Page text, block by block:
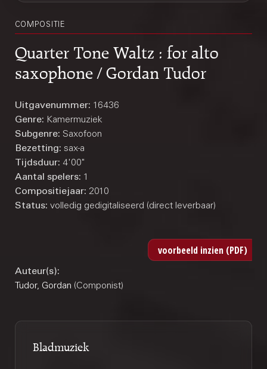
COMPOSITIE
Quarter Tone Waltz : for alto
saxophone / Gordan Tudor
Uitgavenummer: 16436
Genre: Kamermuziek
Subgenre: Saxofoon
Bezetting: sax-a
Tijdsduur: 4'00"
Aantal spelers: 1
Compositiejaar: 2010
Status: volledig gedigitaliseerd (direct leverbaar)
Auteur(s):
Tudor, Gordan (Componist)
Bladmuziek